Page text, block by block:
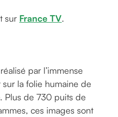
sur France TV.
réalisé par l’immense
la folie humaine de
Plus de 730 puits de
ces images sont